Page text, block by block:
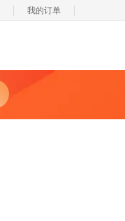
我的订单